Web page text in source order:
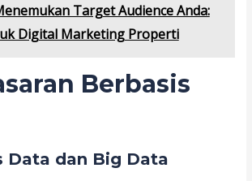
Target Audience Anda:
Digital Marketing Properti
Berbasis
Data dan Big Data